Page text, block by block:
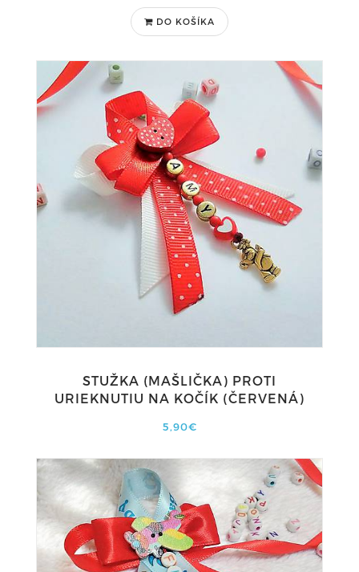
DO KOŠÍKA
STUŽKA (MAŠLIČKA) PROTI
URIEKNUTIU NA KOČÍK (ČERVENÁ)
5,90€